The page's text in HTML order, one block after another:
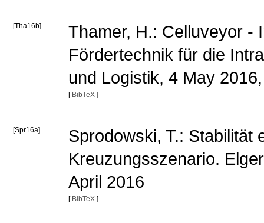
[Tha16b]
Thamer, H.: Celluveyor -
Fördertechnik für die
und Logistik, 4 May
[ BibTeX ]
[Spr16a]
Sprodowski, T.: Stabilität
Kreuzungsszenario.
April 2016
[ BibTeX ]